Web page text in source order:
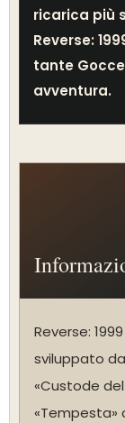
ricarica più
Reverse:
tante
avventura.
Reverse:
sviluppato
«Custode
«Tempesta»